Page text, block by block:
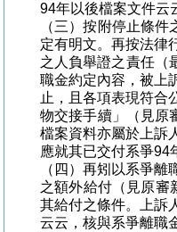
94年以後檔案文件云
（三）按附停止條
定有明文。再按法律
之人負舉證之責任（
職金約定內容，被上
止，且各項表現符合
物交接手續」（見原
檔案資料亦屬於上訴
應就其已交付系爭94
（四）再矧以系爭
之額外給付（見原審
其給付之條件。上訴
云云，核與系爭離職